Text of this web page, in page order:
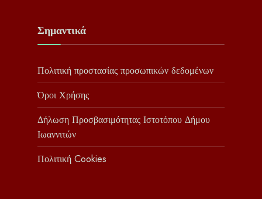
Σημαντικά
Πολιτική προστασίας προσωπικών δεδομένων
Όροι Χρήσης
Δήλωση Προσβασιμότητας Ιστοτόπου Δήμου
Ιωαννιτών
Πολιτική Cookies